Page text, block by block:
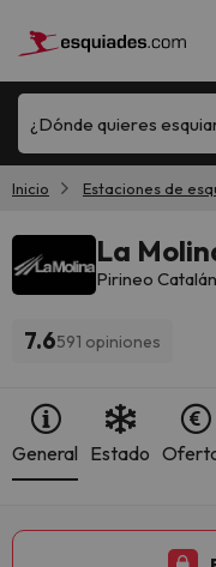
¿Dónde quieres
Inicio Estaciones de
La
Pirineo Catalán
7.6591 opiniones
General Estado